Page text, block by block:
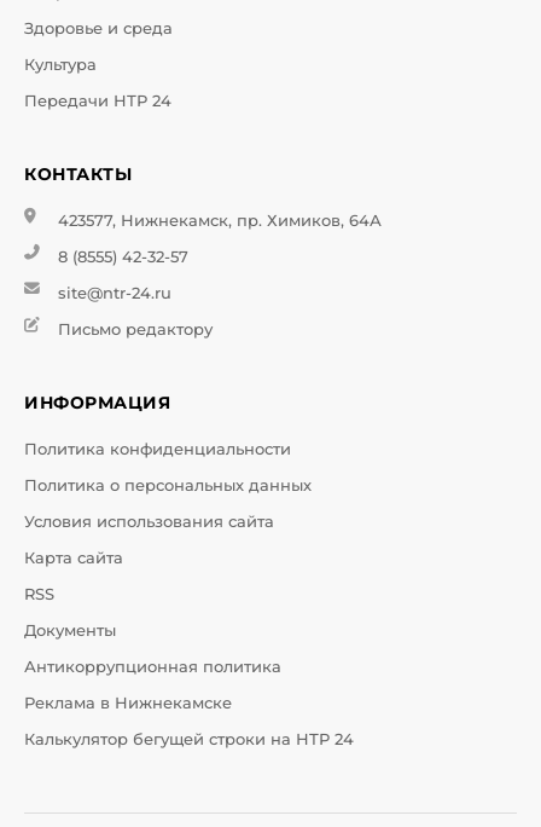
Здоровье и среда
Культура
Передачи НТР 24
КОНТАКТЫ
423577, Нижнекамск, пр. Химиков, 64А
8 (8555) 42-32-57
site@ntr-24.ru
Письмо редактору
ИНФОРМАЦИЯ
Политика конфиденциальности
Политика о персональных данных
Условия использования сайта
Карта сайта
RSS
Документы
Антикоррупционная политика
Реклама в Нижнекамске
Калькулятор бегущей строки на НТР 24